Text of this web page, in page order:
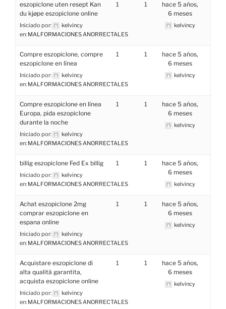
eszopiclone uten resept Kan
du kjøpe eszopiclone online
Iniciado por:
kelvincy
en: MALFORMACIONES ANORRECTALES
1 1
hace 5 años,
6 meses
kelvincy
Compre eszopiclone, compre
eszopiclone en línea
Iniciado por:
kelvincy
en: MALFORMACIONES ANORRECTALES
1 1
hace 5 años,
6 meses
kelvincy
Compre eszopiclone en línea
Europa, pida eszopiclone
durante la noche
Iniciado por:
kelvincy
en: MALFORMACIONES ANORRECTALES
1 1
hace 5 años,
6 meses
kelvincy
billig eszopiclone Fed Ex billig
Iniciado por:
kelvincy
en: MALFORMACIONES ANORRECTALES
1 1
hace 5 años,
6 meses
kelvincy
Achat eszopiclone 2mg
comprar eszopiclone en
espana online
Iniciado por:
kelvincy
en: MALFORMACIONES ANORRECTALES
1 1
hace 5 años,
6 meses
kelvincy
Acquistare eszopiclone di
alta qualità garantita,
acquista eszopiclone online
Iniciado por:
kelvincy
en: MALFORMACIONES ANORRECTALES
1 1
hace 5 años,
6 meses
kelvincy